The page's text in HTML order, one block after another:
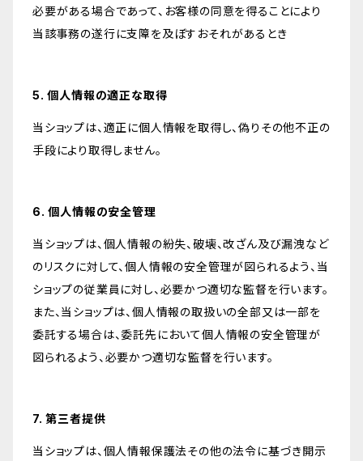
必要がある場合であって、お客様の同意を得ることにより
当該事務の遂行に支障を及ぼすおそれがあるとき
5. 個人情報の適正な取得
当ショップは、適正に個人情報を取得し、偽りその他不正の
手段により取得しません。
6. 個人情報の安全管理
当ショップは、個人情報の紛失、破壊、改ざん及び漏洩など
のリスクに対して、個人情報の安全管理が図られるよう、当
ショップの従業員に対し、必要かつ適切な監督を行います。
また、当ショップは、個人情報の取扱いの全部又は一部を
委託する場合は、委託先において個人情報の安全管理が
図られるよう、必要かつ適切な監督を行います。
7. 第三者提供
当ショップは、個人情報保護法その他の法令に基づき開示